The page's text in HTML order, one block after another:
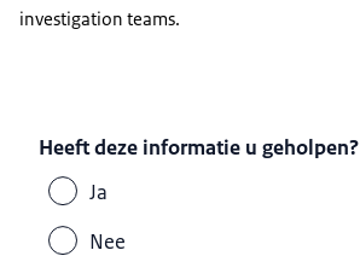
investigation teams.
Heeft deze informatie u geholpen?
Ja
Nee